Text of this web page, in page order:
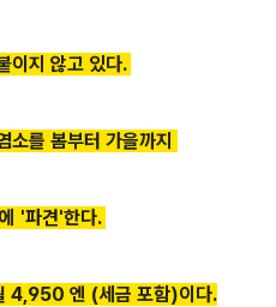
이지 않고 있다.
소를 봄부터 가을까지
'파견'한다.
4,950 엔 (세금 포함)이다.